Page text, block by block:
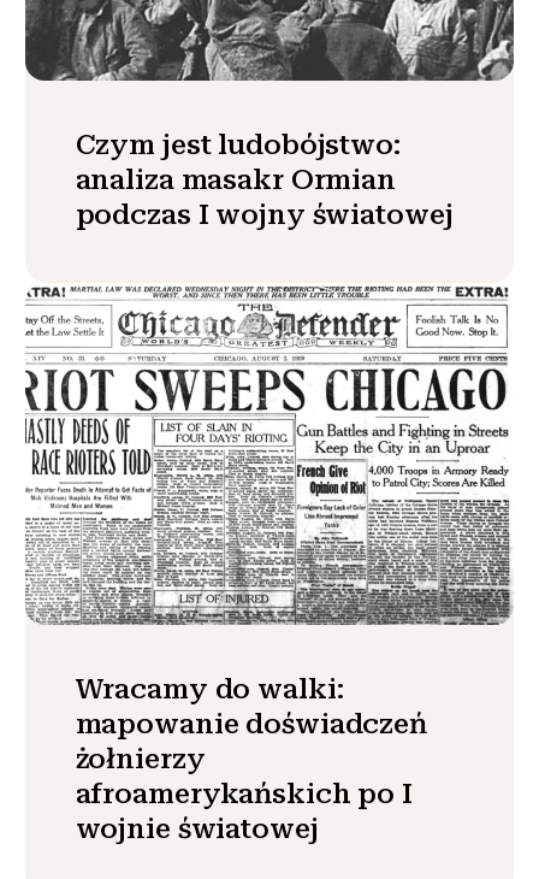
Czym jest ludobójstwo:
analiza masakr Ormian
podczas I wojny światowej
Wracamy do walki:
mapowanie doświadczeń
żołnierzy
afroamerykańskich po I
wojnie światowej